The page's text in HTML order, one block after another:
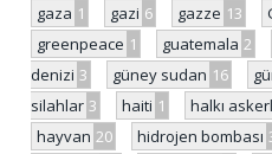
gaza 1 gazi 6 gazze 13
greenpeace 1 guatemala 2
denizi 3 güney sudan 16
silahlar 3 haiti 1 halkı
hayvan 20 hidrojen bombası